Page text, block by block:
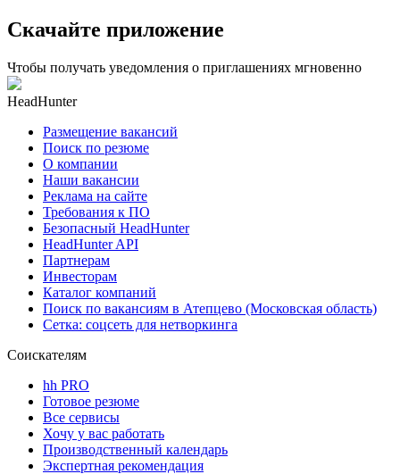
Скачайте приложение
Чтобы получать уведомления о приглашениях мгновенно
HeadHunter
Размещение вакансий
Поиск по резюме
О компании
Наши вакансии
Реклама на сайте
Требования к ПО
Безопасный HeadHunter
HeadHunter API
Партнерам
Инвесторам
Каталог компаний
Поиск по вакансиям в Атепцево (Московская область)
Сетка: соцсеть для нетворкинга
Соискателям
hh PRO
Готовое резюме
Все сервисы
Хочу у вас работать
Производственный календарь
Экспертная рекомендация